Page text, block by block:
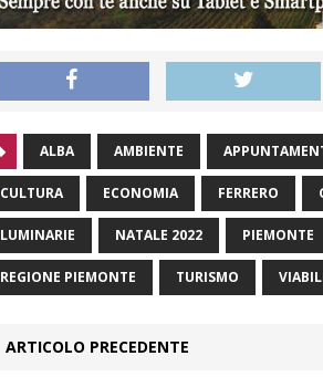
ALBA AMBIENTE
CULTURA ECONOMIA FERRERO
LUMINARIE NATALE 2022 PIEMONTE
REGIONE PIEMONTE TURISMO
ARTICOLO PRECEDENTE